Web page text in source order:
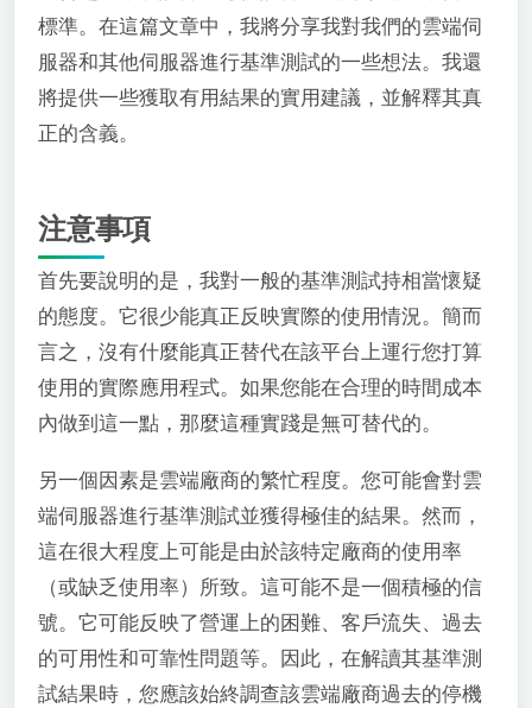
標準。在這篇文章中，我將分享我對我們的雲端伺
服器和其他伺服器進行基準測試的一些想法。我還
將提供一些獲取有用結果的實用建議，並解釋其真
正的含義。
注意事項
首先要說明的是，我對一般的基準測試持相當懷疑
的態度。它很少能真正反映實際的使用情況。簡而
言之，沒有什麼能真正替代在該平台上運行您打算
使用的實際應用程式。如果您能在合理的時間成本
內做到這一點，那麼這種實踐是無可替代的。
另一個因素是雲端廠商的繁忙程度。您可能會對雲
端伺服器進行基準測試並獲得極佳的結果。然而，
這在很大程度上可能是由於該特定廠商的使用率
（或缺乏使用率）所致。這可能不是一個積極的信
號。它可能反映了營運上的困難、客戶流失、過去
的可用性和可靠性問題等。因此，在解讀其基準測
試結果時，您應該始終調查該雲端廠商過去的停機